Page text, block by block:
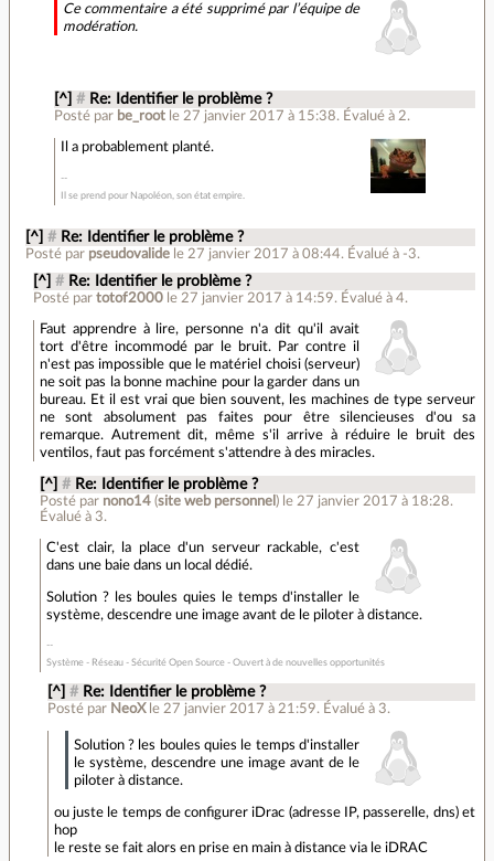
Ce commentaire a été supprimé par l’équipe de
modération.
[^] # Re: Identifier le problème ?
Posté par be_root le 27 janvier 2017 à 15:38.Évalué à 2.
Il a probablement planté.
Il se prend pour Napoléon, son état empire.
[^] # Re: Identifier le problème ?
Posté par pseudovalide le 27 janvier 2017 à 08:44. Évalué à -3.
[^] # Re: Identifier le problème ?
Posté par totof2000 le 27 janvier 2017 à 14:59.Évalué à 4.
Faut apprendre à lire, personne n'a dit qu'il avait
tort d'être incommodé par le bruit. Par contre il
n'est pas impossible que le matériel choisi (serveur)
ne soit pas la bonne machine pour la garder dans un
bureau. Et il est vrai que bien souvent, les machines de type serveur
ne sont absolument pas faites pour être silencieuses d'ou sa
remarque. Autrement dit, même s'il arrive à réduire le bruit des
ventilos, faut pas forcément s'attendre à des miracles.
[^] # Re: Identifier le problème ?
Posté par nono14 (site web personnel ) le 27 janvier 2017 à 18:28.
Évalué à 3.
C'est clair, la place d'un serveur rackable, c'est
dans une baie dans un local dédié.
Solution ? les boules quies le temps d'installer le
système, descendre une image avant de le piloter à distance.
Système - Réseau - Sécurité Open Source - Ouvert à de nouvelles opportunités
[^] # Re: Identifier le problème ?
Posté par NeoX le 27 janvier 2017 à 21:59. Évalué à 3.
Solution ? les boules quies le temps d'installer
le système, descendre une image avant de le
piloter à distance.
ou juste le temps de configurer iDrac (adresse IP, passerelle, dns) et
hop
le reste se fait alors en prise en main à distance via le iDRAC